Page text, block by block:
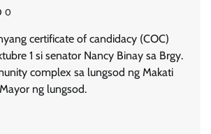
0
certificate of candidacy (COC)
1 si senator Nancy Binay sa Brgy.
complex sa lungsod ng Makati
ng lungsod.